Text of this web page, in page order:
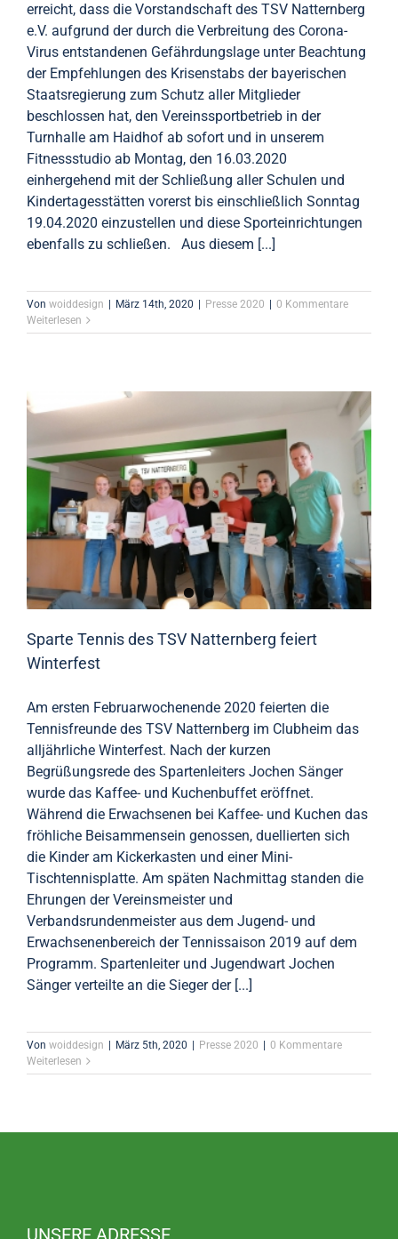
erreicht, dass die Vorstandschaft des TSV Natternberg
e.V. aufgrund der durch die Verbreitung des Corona-
Virus entstandenen Gefährdungslage unter Beachtung
der Empfehlungen des Krisenstabs der bayerischen
Staatsregierung zum Schutz aller Mitglieder
beschlossen hat, den Vereinssportbetrieb in der
Turnhalle am Haidhof ab sofort und in unserem
Fitnessstudio ab Montag, den 16.03.2020
einhergehend mit der Schließung aller Schulen und
Kindertagesstätten vorerst bis einschließlich Sonntag
19.04.2020 einzustellen und diese Sporteinrichtungen
ebenfalls zu schließen. Aus diesem [...]
Von woiddesign März 14th, 2020 Presse 2020
0 Kommentare
Weiterlesen
Sparte Tennis des TSV Natternberg feiert
Winterfest
Am ersten Februarwochenende 2020 feierten die
Tennisfreunde des TSV Natternberg im Clubheim das
alljährliche Winterfest. Nach der kurzen
Begrüßungsrede des Spartenleiters Jochen Sänger
wurde das Kaffee- und Kuchenbuffet eröffnet.
Während die Erwachsenen bei Kaffee- und Kuchen das
fröhliche Beisammensein genossen, duellierten sich
die Kinder am Kickerkasten und einer Mini-
Tischtennisplatte. Am späten Nachmittag standen die
Ehrungen der Vereinsmeister und
Verbandsrundenmeister aus dem Jugend- und
Erwachsenenbereich der Tennissaison 2019 auf dem
Programm. Spartenleiter und Jugendwart Jochen
Sänger verteilte an die Sieger der [...]
Von woiddesign März 5th, 2020 Presse 2020
0 Kommentare
Weiterlesen